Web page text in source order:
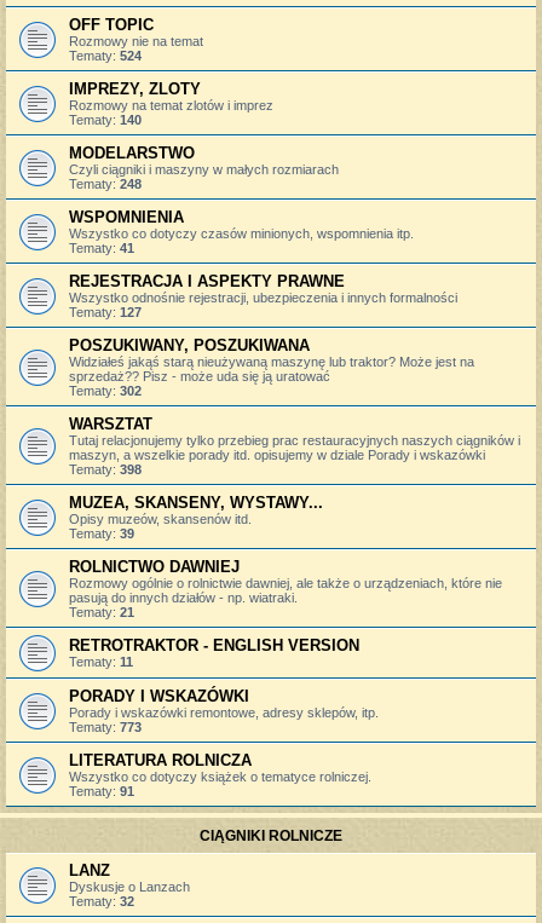
OFF TOPIC
Rozmowy nie na temat
Tematy: 524
IMPREZY, ZLOTY
Rozmowy na temat zlotów i imprez
Tematy: 140
MODELARSTWO
Czyli ciągniki i maszyny w małych rozmiarach
Tematy: 248
WSPOMNIENIA
Wszystko co dotyczy czasów minionych, wspomnienia itp.
Tematy: 41
REJESTRACJA I ASPEKTY PRAWNE
Wszystko odnośnie rejestracji, ubezpieczenia i innych formalności
Tematy: 127
POSZUKIWANY, POSZUKIWANA
Widziałeś jakąś starą nieużywaną maszynę lub traktor? Może jest na
sprzedaż?? Pisz - może uda się ją uratować
Tematy: 302
WARSZTAT
Tutaj relacjonujemy tylko przebieg prac restauracyjnych naszych ciągników i
maszyn, a wszelkie porady itd. opisujemy w dziale Porady i wskazówki
Tematy: 398
MUZEA, SKANSENY, WYSTAWY...
Opisy muzeów, skansenów itd.
Tematy: 39
ROLNICTWO DAWNIEJ
Rozmowy ogólnie o rolnictwie dawniej, ale także o urządzeniach, które nie
pasują do innych działów - np. wiatraki.
Tematy: 21
RETROTRAKTOR - ENGLISH VERSION
Tematy: 11
PORADY I WSKAZÓWKI
Porady i wskazówki remontowe, adresy sklepów, itp.
Tematy: 773
LITERATURA ROLNICZA
Wszystko co dotyczy książek o tematyce rolniczej.
Tematy: 91
CIĄGNIKI ROLNICZE
LANZ
Dyskusje o Lanzach
Tematy: 32